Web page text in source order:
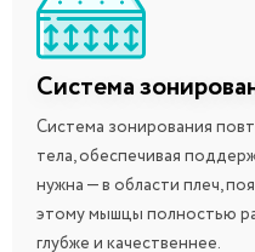
Система
Система зонирования
тела, обеспечивая
нужна — в области плеч,
этому мышцы полностью
глубже и качественнее.